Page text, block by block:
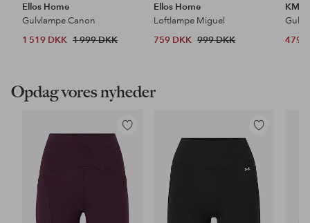
Ellos Home
Gulvlampe Canon
1 519 DKK 1 999 DKK
Ellos Home
Loftlampe Miguel
759 DKK 999 DKK
KM
479
Opdag vores nyheder
Tilføj
til
favoritter
Tilføj
til
favoritter